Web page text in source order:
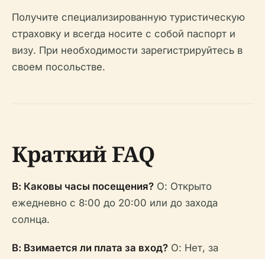
Получите специализированную туристическую
страховку и всегда носите с собой паспорт и
визу. При необходимости зарегистрируйтесь в
своем посольстве.
Краткий FAQ
В: Каковы часы посещения? О: Открыто
ежедневно с 8:00 до 20:00 или до захода
солнца.
В: Взимается ли плата за вход? О: Нет, за